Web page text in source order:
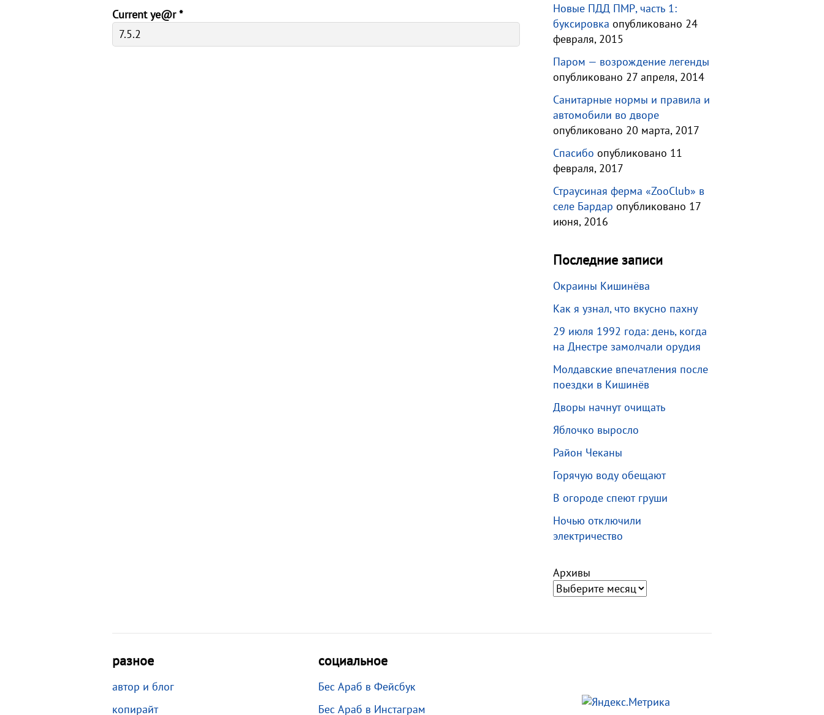
Current ye@r*
Новые ПДД ПМР, часть 1:
буксировка опубликовано 24
февраля, 2015
Паром — возрождение легенды
опубликовано 27 апреля, 2014
Санитарные нормы и правила и
автомобили во дворе
опубликовано 20 марта, 2017
Спасибо опубликовано 11
февраля, 2017
Страусиная ферма «ZooClub» в
селе Бардар опубликовано 17
июня, 2016
Последние записи
Окраины Кишинёва
Как я узнал, что вкусно пахну
29 июля 1992 года: день, когда
на Днестре замолчали орудия
Молдавские впечатления после
поездки в Кишинёв
Дворы начнут очищать
Яблочко выросло
Район Чеканы
Горячую воду обещают
В огороде спеют груши
Ночью отключили
электричество
Архивы
разное
автор и блог
копирайт
социальное
Бес Араб в Фейсбук
Бес Араб в Инстаграм